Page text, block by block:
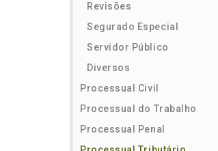
Revisões
Segurado Especial
Servidor Público
Diversos
Processual Civil
Processual do Trabalho
Processual Penal
TambémTambém